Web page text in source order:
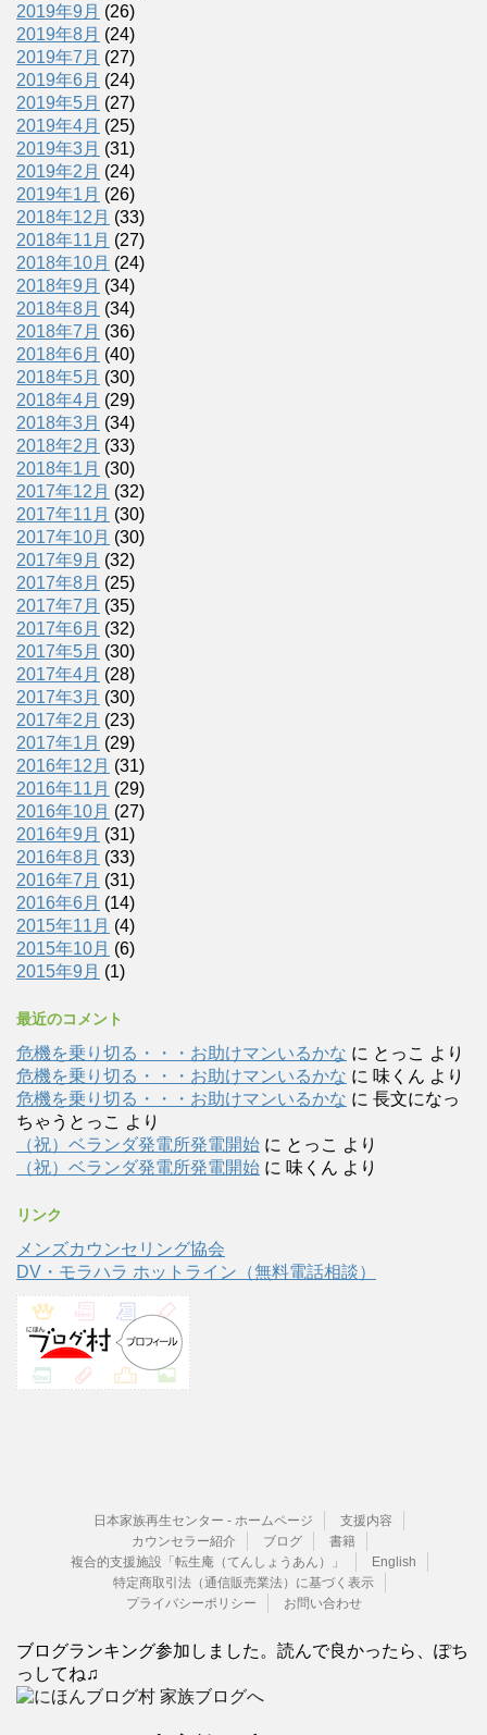
2019年9月 (26)
2019年8月 (24)
2019年7月 (27)
2019年6月 (24)
2019年5月 (27)
2019年4月 (25)
2019年3月 (31)
2019年2月 (24)
2019年1月 (26)
2018年12月 (33)
2018年11月 (27)
2018年10月 (24)
2018年9月 (34)
2018年8月 (34)
2018年7月 (36)
2018年6月 (40)
2018年5月 (30)
2018年4月 (29)
2018年3月 (34)
2018年2月 (33)
2018年1月 (30)
2017年12月 (32)
2017年11月 (30)
2017年10月 (30)
2017年9月 (32)
2017年8月 (25)
2017年7月 (35)
2017年6月 (32)
2017年5月 (30)
2017年4月 (28)
2017年3月 (30)
2017年2月 (23)
2017年1月 (29)
2016年12月 (31)
2016年11月 (29)
2016年10月 (27)
2016年9月 (31)
2016年8月 (33)
2016年7月 (31)
2016年6月 (14)
2015年11月 (4)
2015年10月 (6)
2015年9月 (1)
最近のコメント
危機を乗り切る・・・お助けマンいるかな に とっこ より
危機を乗り切る・・・お助けマンいるかな に 味くん より
危機を乗り切る・・・お助けマンいるかな に 長文になっ
ちゃうとっこ より
（祝）ベランダ発電所発電開始 に とっこ より
（祝）ベランダ発電所発電開始 に 味くん より
リンク
メンズカウンセリング協会
DV・モラハラ ホットライン（無料電話相談）
日本家族再生センター - ホームページ
支援内容
カウンセラー紹介
ブログ
書籍
複合的支援施設「転生庵（てんしょうあん）」
English
特定商取引法（通信販売業法）に基づく表示
プライバシーポリシー
お問い合わせ
ブログランキング参加しました。読んで良かったら、ぽち
っしてね♫